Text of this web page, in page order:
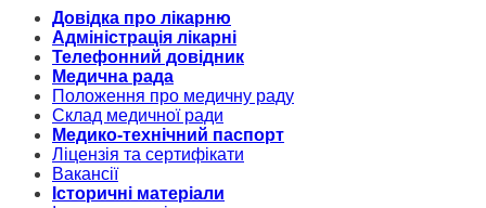
Довідка про лікарню
Адміністрація лікарні
Телефонний довідник
Медична рада
Положення про медичну раду
Склад медичної ради
Медико-технічний паспорт
Ліцензія та сертифікати
Вакансії
Історичні матеріали